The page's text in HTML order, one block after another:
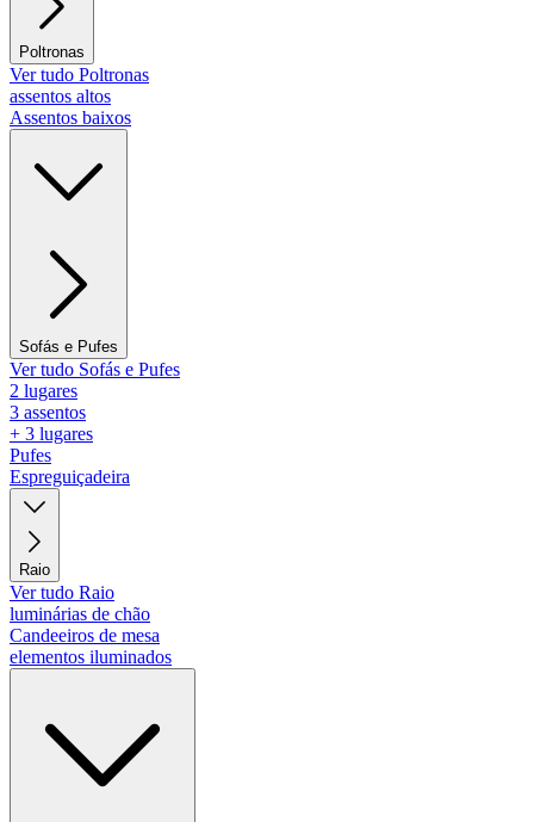
Poltronas
Ver tudo Poltronas
assentos altos
Assentos baixos
Sofás e Pufes
Ver tudo Sofás e Pufes
2 lugares
3 assentos
+ 3 lugares
Pufes
Espreguiçadeira
Raio
Ver tudo Raio
luminárias de chão
Candeeiros de mesa
elementos iluminados